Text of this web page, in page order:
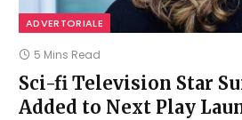
ADVERTORIALE
5 Mins Read
Sci-fi Television Star
Added to Next Play